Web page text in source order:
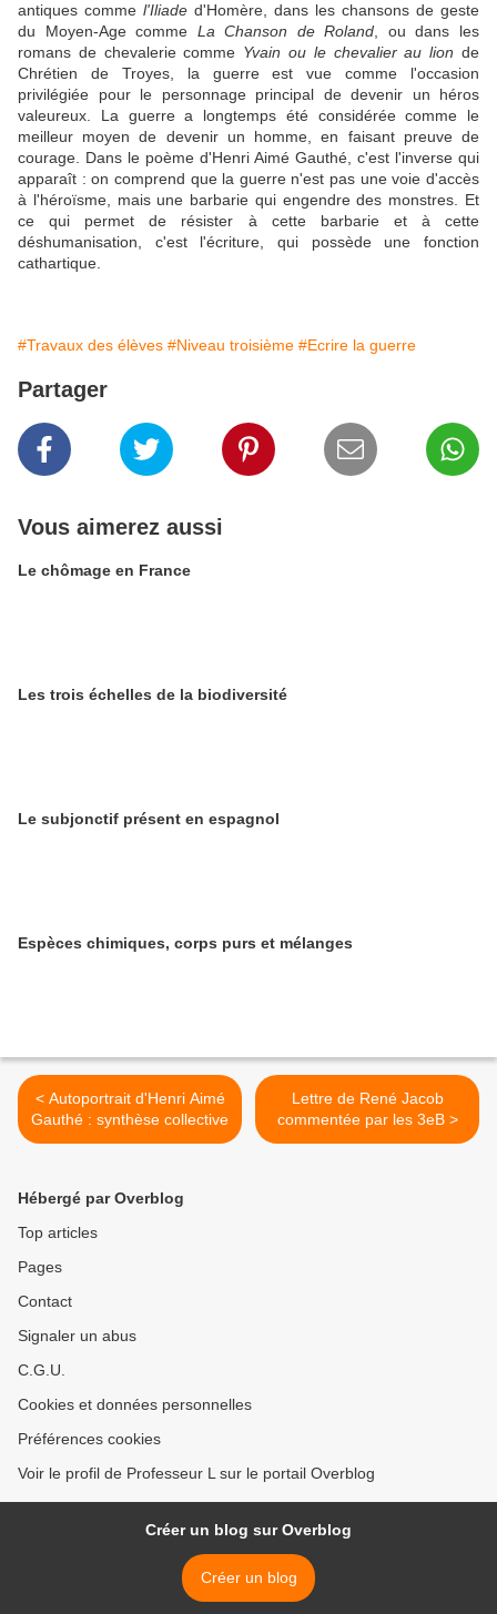
antiques comme l'Iliade d'Homère, dans les chansons de geste
du Moyen-Age comme La Chanson de Roland , ou dans les
romans de chevalerie comme Yvain ou le chevalier au lion de
Chrétien de Troyes, la guerre est vue comme l'occasion
privilégiée pour le personnage principal de devenir un héros
valeureux. La guerre a longtemps été considérée comme le
meilleur moyen de devenir un homme, en faisant preuve de
courage. Dans le poème d'Henri Aimé Gauthé, c'est l'inverse qui
apparaît : on comprend que la guerre n'est pas une voie d'accès
à l'héroïsme, mais une barbarie qui engendre des monstres. Et
ce qui permet de résister à cette barbarie et à cette
déshumanisation, c'est l'écriture, qui possède une fonction
cathartique.
#Travaux des élèves #Niveau troisième #Ecrire la guerre
Partager
Vous aimerez aussi
Le chômage en France
Les trois échelles de la biodiversité
Le subjonctif présent en espagnol
Espèces chimiques, corps purs et mélanges
< Autoportrait d'Henri Aimé
Gauthé : synthèse collective
Lettre de René Jacob
commentée par les 3eB >
Hébergé par Overblog
Top articles
Pages
Contact
Signaler un abus
C.G.U.
Cookies et données personnelles
Préférences cookies
Voir le profil de Professeur L sur le portail Overblog
Créer un blog sur Overblog
Créer un blog